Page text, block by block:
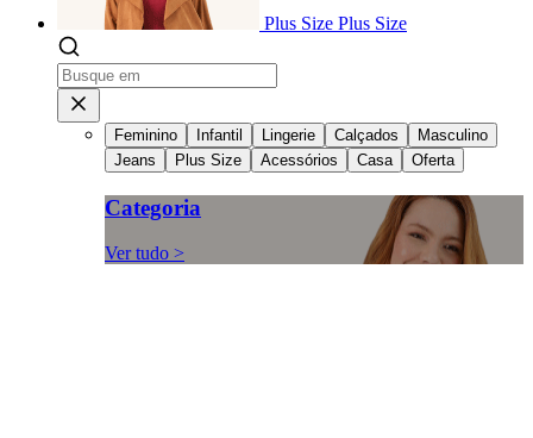
Plus Size Plus Size
Feminino Infantil Lingerie Calçados
Masculino
Jeans
Plus Size Acessórios Casa Oferta
Categoria
Ver tudo >